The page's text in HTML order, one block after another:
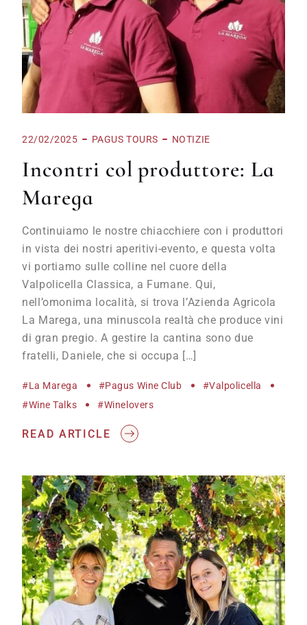
22/02/2025 PAGUS TOURS NOTIZIE
Incontri col produttore: La
Marega
Continuiamo le nostre chiacchiere con i produttori
in vista dei nostri aperitivi-evento, e questa volta
vi portiamo sulle colline nel cuore della
Valpolicella Classica, a Fumane. Qui,
nell’omonima località, si trova l’Azienda Agricola
La Marega, una minuscola realtà che produce vini
di gran pregio. A gestire la cantina sono due
fratelli, Daniele, che si occupa […]
#La Marega #Pagus Wine Club
#Valpolicella
#wine Talks
#winelovers
READ ARTICLE